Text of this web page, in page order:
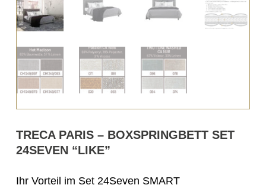
TRECA PARIS – BOXSPRINGBETT SET
24SEVEN “LIKE”
Ihr Vorteil im Set 24Seven SMART